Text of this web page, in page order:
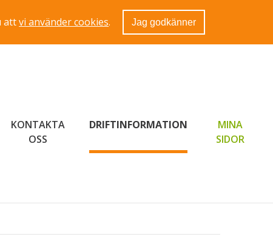
attvi använder cookies. Jag godkänner
KONTAKTA
OSS
DRIFTINFORMATION
MINA
SIDORLÄNK